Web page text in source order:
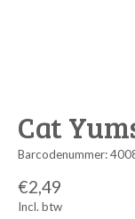
Cat
Barcodenummer:
€2,49
Incl. btw